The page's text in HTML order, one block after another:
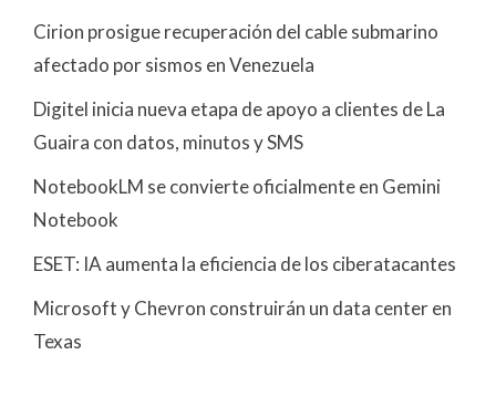
Cirion prosigue recuperación del cable submarino
afectado por sismos en Venezuela
Digitel inicia nueva etapa de apoyo a clientes de La
Guaira con datos, minutos y SMS
NotebookLM se convierte oficialmente en Gemini
Notebook
ESET: IA aumenta la eficiencia de los ciberatacantes
Microsoft y Chevron construirán un data center en
Texas